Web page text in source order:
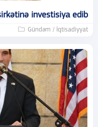
investisiya edib
Gündəm / İqtisadiyyat